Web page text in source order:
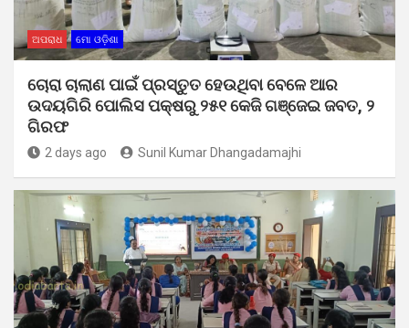
ଅପରାଧ ମୋ ଓଡ଼ିଶା
ଚୋରା ଚାଲାଣ ପାଇଁ ପ୍ରସ୍ତୁତ ହେଉଥିବା ବେଳେ ଆର
ଉଦୟଗିରି ପୋଲିସ ପକ୍ଷରୁ ୨୫୧ କେଜି ଗଞ୍ଜେଇ ଜବତ, ୨
ଗିରଫ
2 days ago Sunil Kumar Dhangadamajhi